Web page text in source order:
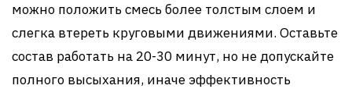
можно положить смесь более толстым слоем и
слегка втереть круговыми движениями. Оставьте
состав работать на 20-30 минут, но не допускайте
полного высыхания, иначе эффективность